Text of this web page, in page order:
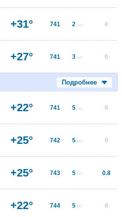
+31° 741 2 м/с 0
+27° 741 3 м/с 0
Подробнее
+22° 741 5 м/с 0
+25° 742 5 м/с 0
+25° 743 5 м/с 0.8
+22° 744 5 м/с 0